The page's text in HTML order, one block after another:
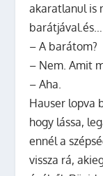
akaratlanul is
– A barátom?
– Nem. Amit
– Aha.
Hauser lopva
hogy lássa,
ennél a
vissza rá,